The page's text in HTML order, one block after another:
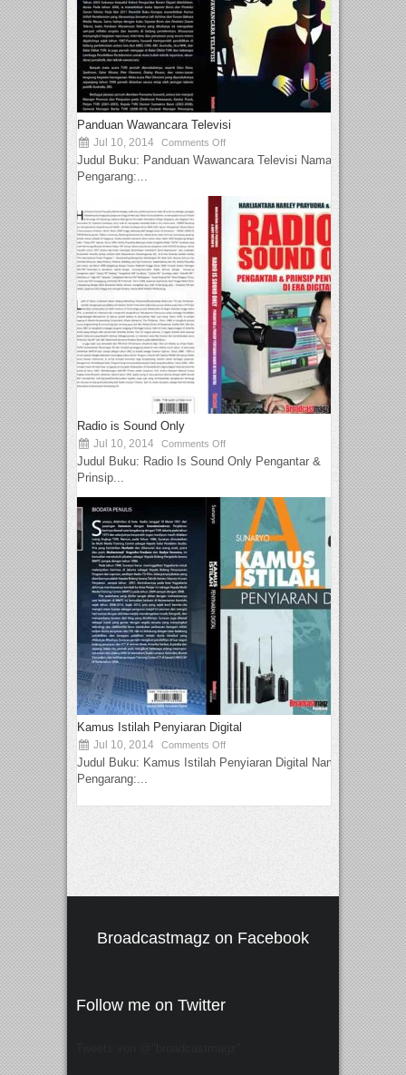
Panduan Wawancara Televisi
Jul 10, 2014 Comments Off
Judul Buku: Panduan Wawancara Televisi Nama
Pengarang:...
Radio is Sound Only
Jul 10, 2014 Comments Off
Judul Buku: Radio Is Sound Only Pengantar &
Prinsip...
Kamus Istilah Penyiaran Digital
Jul 10, 2014 Comments Off
Judul Buku: Kamus Istilah Penyiaran Digital Nama
Pengarang:...
Broadcastmagz on Facebook
Follow me on Twitter